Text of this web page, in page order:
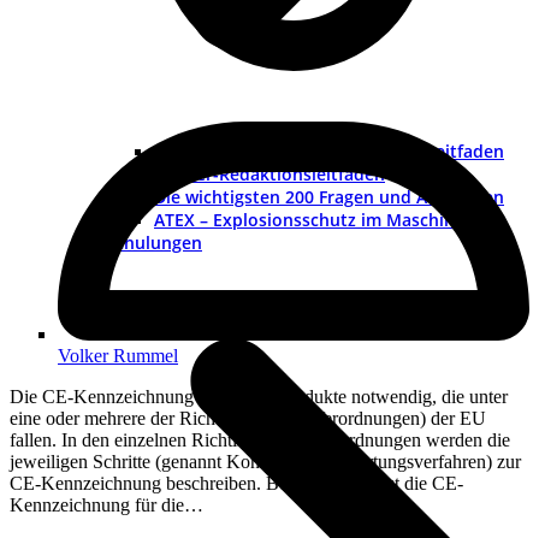
Betriebsanleitung erstellen – ein Leitfaden
Muster-Redaktionsleitfaden
Die wichtigsten 200 Fragen und Antworten
ATEX – Explosionsschutz im Maschinenbau
Schulungen
Volker Rummel
Die CE-Kennzeichnung ist für alle Produkte notwendig, die unter
eine oder mehrere der Richtlinien (oder Verordnungen) der EU
fallen. In den einzelnen Richtlinien und Verordnungen werden die
jeweiligen Schritte (genannt Konformitätsbewertungsverfahren) zur
CE-Kennzeichnung beschreiben. Beispielsweise ist die CE-
Kennzeichnung für die…